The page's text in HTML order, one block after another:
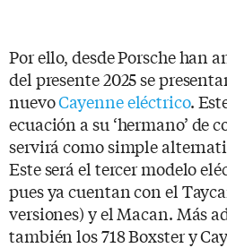
Por ello, desde Porsche han
del presente 2025 se
nuevoCayenne eléctrico.
ecuación a su ‘hermano’ de
servirá como simple
Este será el tercer modelo
pues ya cuentan con el
versiones) y el Macan. Más
también los 718 Boxster y